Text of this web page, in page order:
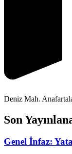
Deniz Mah.
Son
Genel İnfaz: